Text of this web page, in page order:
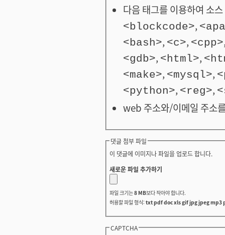
다음 태그를 이용하여 소
<blockcode>,
<bash>, <c>, <cpp>
<gdb>, <html>,
<make>, <mysql>,
<python>, <reg>,
web 주소와/이메일 주소
댓글 첨부 파일
이 댓글에 이미지나 파일을 업로드 합니다.
새로운 파일 추가하기
파일 크기는8 MB보다 작아야 합니다.
허용할 파일 형식: txt pdf doc xls gif jpg jpeg mp3
CAPTCHA